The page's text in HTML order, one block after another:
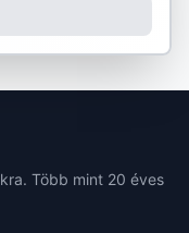
Több mint 20 éves